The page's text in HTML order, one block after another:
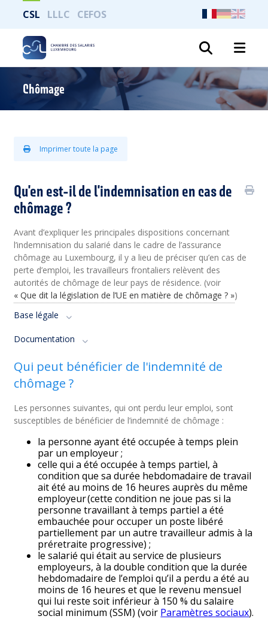
CSL LLLC CEFOS
Chômage
Imprimer toute la page
Qu'en est-il de l'indemnisation en cas de
chômage ?
Avant d’expliquer les principales dispositions concernant
l’indemnisation du salarié dans le cadre de l’assurance
chômage au Luxembourg, il y a lieu de préciser qu’en cas de
perte d’emploi, les travailleurs frontaliers relèvent des
autorités de chômage de leur pays de résidence. (voir
« Que dit la législation de l’UE en matière de chômage ? »)
Base légale
Documentation
Qui peut bénéficier de l'indemnité de
chômage ?
Les personnes suivantes, qui ont perdu leur emploi, sont
susceptibles de bénéficier de l’indemnité de chômage :
la personne ayant été occupée à temps plein
par un employeur ;
celle qui a été occupée à temps partiel, à
condition que sa durée hebdomadaire de travail
ait été au moins de 16 heures auprès du même
employeur (cette condition ne joue pas si la
personne travaillant à temps partiel a été
embauchée pour occuper un poste libéré
partiellement par un autre travailleur admis à la
préretraite progressive) ;
le salarié qui était au service de plusieurs
employeurs, à la double condition que la durée
hebdomadaire de l’emploi qu’il a perdu a été au
moins de 16 heures et que le revenu mensuel
qui lui reste soit inférieur à 150 % du salaire
social minimum (SSM) (voir Paramètres sociaux).